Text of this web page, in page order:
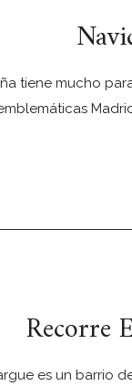
tiene mucho
Recorre
es un barrio